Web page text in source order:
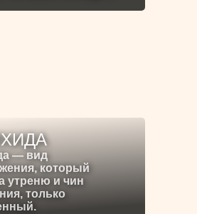
— вид
который
утреню и чин
только